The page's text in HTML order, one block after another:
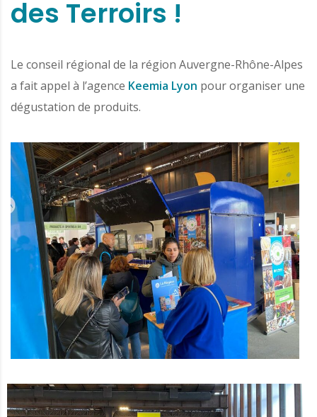
des Terroirs !
Le conseil régional de la région Auvergne-Rhône-Alpes
a fait appel à l’agence Keemia Lyon pour organiser une
dégustation de produits.